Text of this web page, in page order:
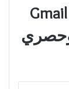
اشترك في موقعنا وادحل Gmail